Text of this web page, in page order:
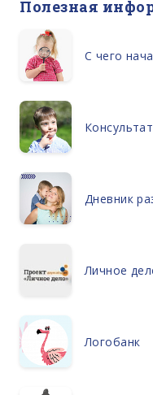
Полезная
С чего
Дневник
Личное
Логобанк